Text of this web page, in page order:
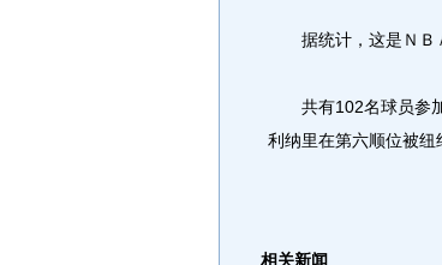
据统计，这是ＮＢＡ
共有102名球员参加
利纳里在第六顺位被纽
相关新闻